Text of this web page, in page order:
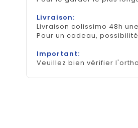
Livraison:
Livraison colissimo 48h
Pour un cadeau,
Important:
Veuillez bien vérifier